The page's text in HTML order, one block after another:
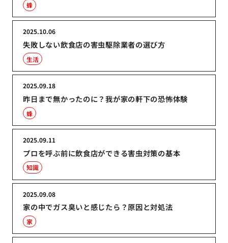
蜂
失敗しない飲食店の害虫駆除業者の選び方
2025.10.06
生活
昨日まで無かったのに？我が家の軒下の恐怖体験
2025.09.18
蜂
プロを呼ぶ前に飲食店ができる害虫対策の基本
2025.09.11
知識
家の中でガス臭いと感じたら？原因と対処法
2025.09.08
家